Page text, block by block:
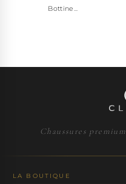
Bottine...
Chaussures
LA BOUTIQUE